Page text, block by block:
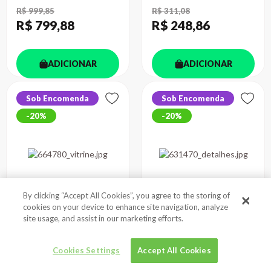
R$ 999,85
R$ 799,88
ADICIONAR
R$ 311,08
R$ 248,86
ADICIONAR
Sob Encomenda
20%
REVISITED
Sob Encomenda
20%
NANOCOMPOSITE...
Autor
NICOLAIS, LUIGI | CA...
By clicking “Accept All Cookies”, you agree to the storing of
cookies on your device to enhance site navigation, analyze
site usage, and assist in our marketing efforts.
Cookies Settings Accept All Cookies